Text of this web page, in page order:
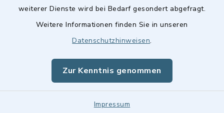
weiterer Dienste wird bei Bedarf gesondert abgefragt.
Weitere Informationen finden Sie in unseren
Datenschutzhinweisen.
Zur Kenntnis genommen
Impressum
Barrierefreiheit
Sitemap